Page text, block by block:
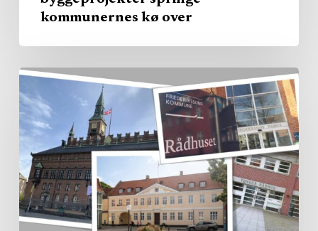
kommunernes kø over
Kommunerne
købte
pladserne
–
nu
kommer
regningen
for